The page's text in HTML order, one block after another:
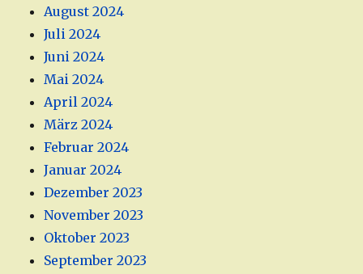
August 2024
Juli 2024
Juni 2024
Mai 2024
April 2024
März 2024
Februar 2024
Januar 2024
Dezember 2023
November 2023
Oktober 2023
September 2023